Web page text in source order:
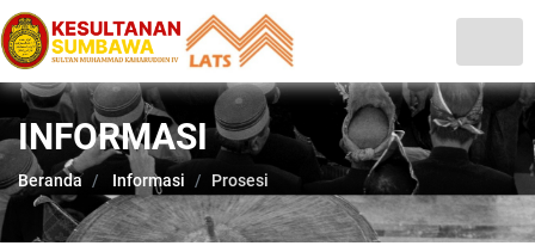
INFORMASI
Beranda Informasi Prosesi